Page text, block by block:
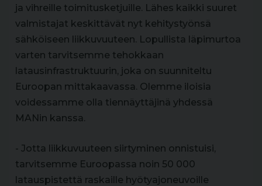
ja vihreille toimitusketjuille. Lähes kaikki suuret
valmistajat keskittävät nyt kehitystyönsä
sähköiseen liikkuvuuteen. Lopullista läpimurtoa
varten tarvitsemme tehokkaan
latausinfrastruktuurin, joka on suunniteltu
Euroopan mittakaavassa. Olemme iloisia
voidessamme olla tiennäyttäjinä yhdessä
MANin kanssa.
- Jotta liikkuvuuteen siirtyminen onnistuisi,
tarvitsemme Euroopassa noin 50 000
latauspistettä raskaille hyötyajoneuvoille